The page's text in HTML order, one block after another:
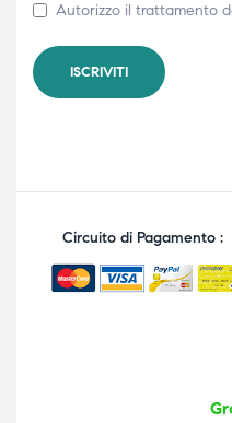
Autorizzo il trattamento
Circuito di Pagamento :